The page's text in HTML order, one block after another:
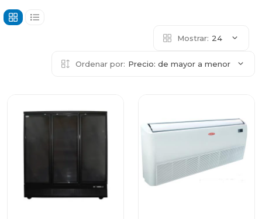
Mostrar: 24
Ordenar por: Precio: de mayor a menor